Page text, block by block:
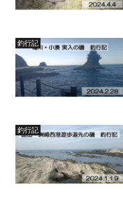
釣行記
釣行記